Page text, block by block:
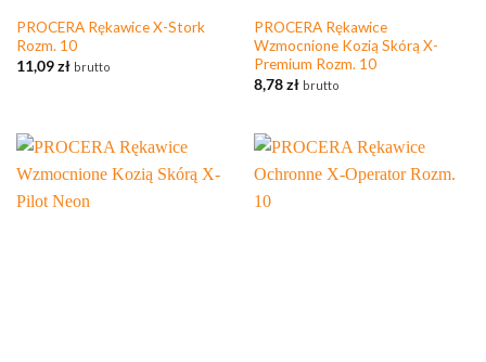
PROCERA Rękawice X-Stork
Rozm. 10
11,09zł brutto
PROCERA Rękawice
Wzmocnione Kozią Skórą X-
Premium Rozm. 10
8,78zł brutto